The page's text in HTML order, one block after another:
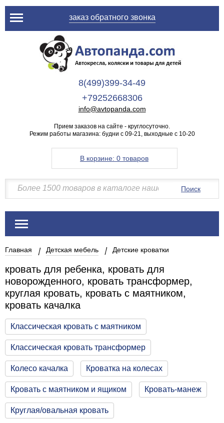
заказ обратного звонка
8(499)399-34-49
+79252668306
info@avtopanda.com
Прием заказов на сайте - круглосуточно.
Режим работы магазина: будни с 09-21, выходные с 10-20
В корзине: 0 товаров
Поиск
Главная Детская мебель Детские кроватки
кровать для ребенка, кровать для
новорожденного, кровать трансформер,
круглая кровать, кровать с маятником,
кровать качалка
Классическая кровать с маятником
Классическая кровать трансформер
Колесо качалка Кроватка на колесах
Кровать с маятником и ящиком Кровать-манеж
Круглая/овальная кровать